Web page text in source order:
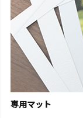
専用マット